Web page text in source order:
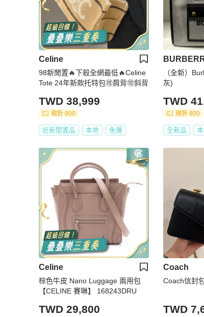
Celine
98新閒置🔥下殺全網最低🔥Celine
Tote 24年新款托特包🉑肩背🉑斜背
TWD 38,999
現折 800
近新閒置品 本地 免運
（全新）
灰)
TWD
現折 800
全新品
Celine
棕色牛皮 Nano Luggage 兩用包
【CELINE 賽琳】 168243DRU
TWD 29,800
Coach
Coach信封
TWD